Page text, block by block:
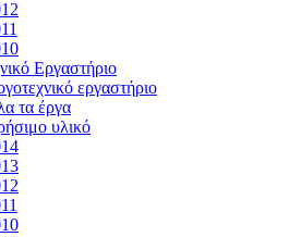
Εργαστήριο
εργαστήριο
τα έργα
υλικό